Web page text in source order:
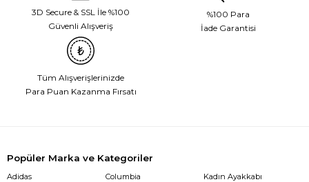
3D Secure & SSL İle %100
Güvenli Alışveriş
%100 Para
İade Garantisi
Tüm Alışverişlerinizde
Para Puan Kazanma Fırsatı
Popüler Marka ve Kategoriler
Adidas
Columbia
Kadın Ayakkabı